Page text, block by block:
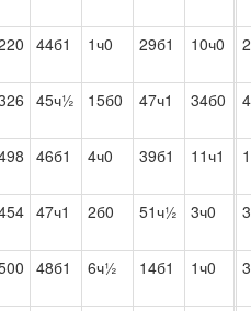
44б1 1ч0 29б1 10ч0
45ч½ 15б0 47ч1 34б0
46б1 4ч0 39б1 11ч1
47ч1 2б0 51ч½ 3ч0
48б1 6ч½ 14б1 1ч0